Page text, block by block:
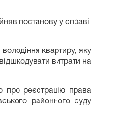
постанову у справі
квартиру, яку
витрати на
про реєстрацію права
районного суду